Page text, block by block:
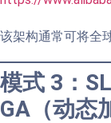
该架构通常可将全
模式 3：
GA（动态